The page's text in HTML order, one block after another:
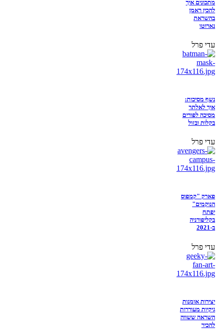
מתכונים איך
להכין ראמן
בהשראת
נארוטו
עדי פרל
נשף מסיכות:
איך לאלתר
מסיכה לפורים
בקלות ובזול
עדי פרל
פארק "קמפוס
הנוקמים"
יפתח
בקליפורניה
ב-2021
עדי פרל
יצירות אומנות
גיקיות מעוררות
השראה ששווה
להכיר